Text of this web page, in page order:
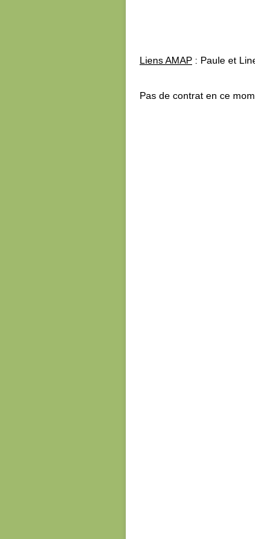
Liens AMAP : Paule et
Pas de contrat en ce